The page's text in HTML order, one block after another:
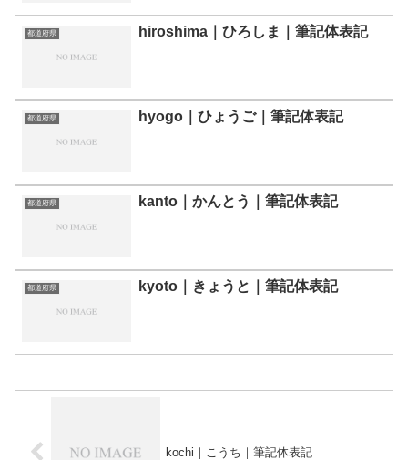
都道府県 hiroshima｜ひろしま｜筆記体表記
都道府県 hyogo｜ひょうご｜筆記体表記
都道府県 kanto｜かんとう｜筆記体表記
都道府県 kyoto｜きょうと｜筆記体表記
kochi｜こうち｜筆記体表記